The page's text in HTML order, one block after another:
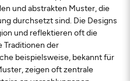
und abstrakten Muster, die
durchsetzt sind. Die Designs
und reflektieren oft die
Traditionen der
beispielsweise, bekannt für
zeigen oft zentrale